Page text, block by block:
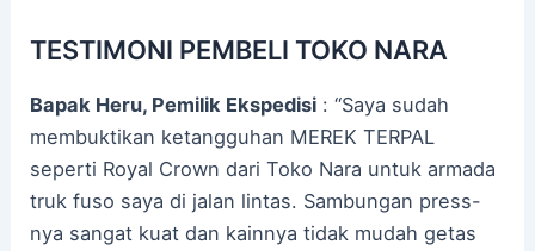
TESTIMONI PEMBELI TOKO NARA
Bapak Heru, Pemilik Ekspedisi : “Saya sudah
membuktikan ketangguhan MEREK TERPAL
seperti Royal Crown dari Toko Nara untuk armada
truk fuso saya di jalan lintas. Sambungan press-
nya sangat kuat dan kainnya tidak mudah getas